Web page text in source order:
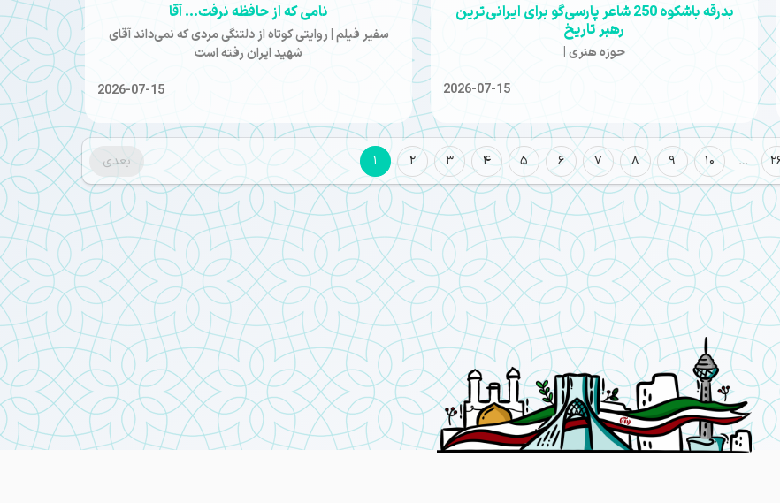
️بدرقه باشکوه 250 شاعر پارسی‌گو برای ایرانی‌ترین
رهبر تاریخ
حوزه هنری |
2026-07-15
نامی که از حافظه نرفت... آقا
سفیر فیلم | ️روایتی کوتاه از دلتنگی مردی که نمی‌داند آقای
شهید ایران رفته است
2026-07-15
بعدی 1 2 3 4 5 6 7 8 9 10 …